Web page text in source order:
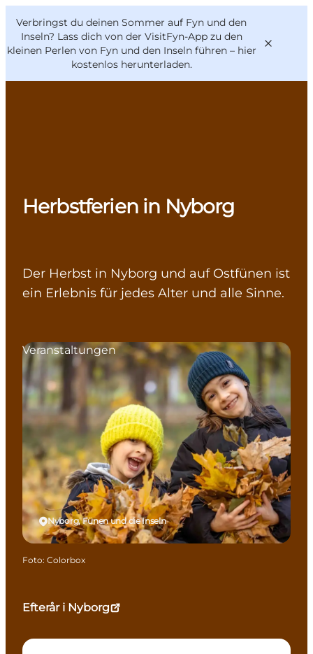
Verbringst du deinen Sommer auf Fyn und den
Inseln? Lass dich von der VisitFyn-App zu den
kleinen Perlen von Fyn und den Inseln führen – hier
kostenlos herunterladen.
Übernachtung
VisitFyn
Deutsch
Herbstferien in Nyborg
Der Herbst in Nyborg und auf Ostfünen ist
ein Erlebnis für jedes Alter und alle Sinne.
Efterår i Nyborg
Nyborg, Fünen und die Inseln
Veranstaltungen
Foto: Colorbox